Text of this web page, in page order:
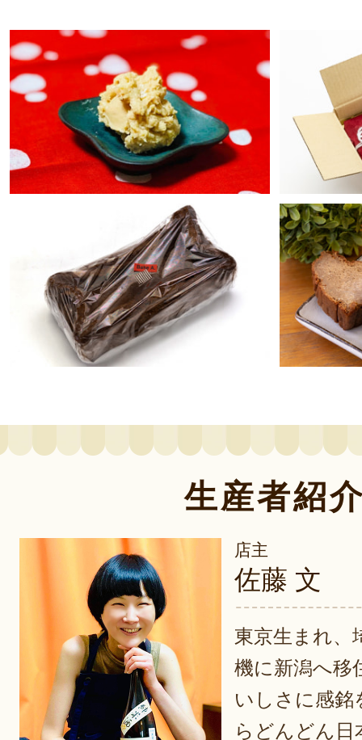
生産者紹
店主
佐藤 文
東京生まれ、
機に新潟へ移
いしさに感銘
らどんどん